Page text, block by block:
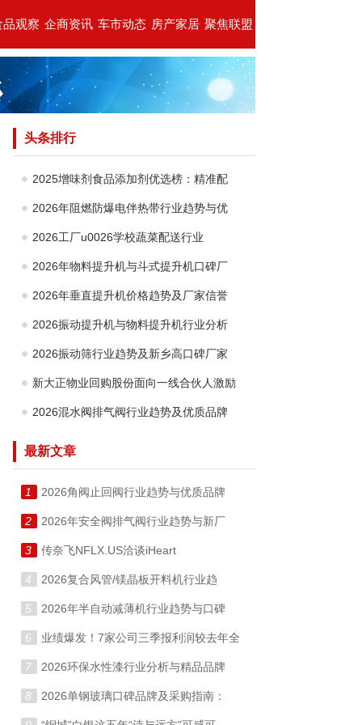
品观察 企商资讯 车市动态 房产家居 聚焦联盟
头条排行
2025增味剂食品添加剂优选榜：精准配
2026年阻燃防爆电伴热带行业趋势与优
2026工厂u0026学校蔬菜配送行业
2026年物料提升机与斗式提升机口碑厂
2026年垂直提升机价格趋势及厂家信誉
2026振动提升机与物料提升机行业分析
2026振动筛行业趋势及新乡高口碑厂家
新大正物业回购股份面向一线合伙人激励
2026混水阀排气阀行业趋势及优质品牌
最新文章
1 2026角阀止回阀行业趋势与优质品牌
2 2026年安全阀排气阀行业趋势与新厂
3 传奈飞NFLX.US洽谈iHeart
4 2026复合风管/镁晶板开料机行业趋
5 2026年半自动减薄机行业趋势与口碑
6 业绩爆发！7家公司三季报利润较去年全
7 2026环保水性漆行业分析与精品品牌
8 2026单钢玻璃口碑品牌及采购指南：